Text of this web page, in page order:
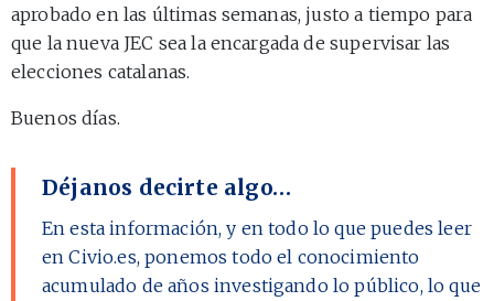
aprobado en las últimas semanas, justo a tiempo para
que la nueva JEC sea la encargada de supervisar las
elecciones catalanas.
Buenos días.
Déjanos decirte algo…
En esta información, y en todo lo que puedes leer
en Civio.es, ponemos todo el conocimiento
acumulado de años investigando lo público, lo que